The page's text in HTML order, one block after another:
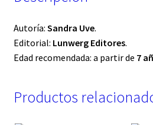
Autoría: Sandra Uve.
Editorial: Lunwerg Editores.
Edad recomendada: a partir de 7
Productos